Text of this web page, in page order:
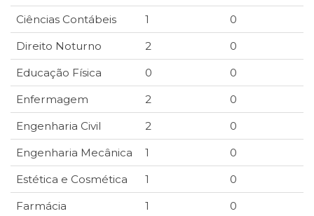
Ciências Contábeis
1
0
Direito Noturno
2
0
Educação Física
0
0
Enfermagem
2
0
Engenharia Civil
2
0
Engenharia Mecânica
1
0
Estética e Cosmética
1
0
Farmácia
1
0